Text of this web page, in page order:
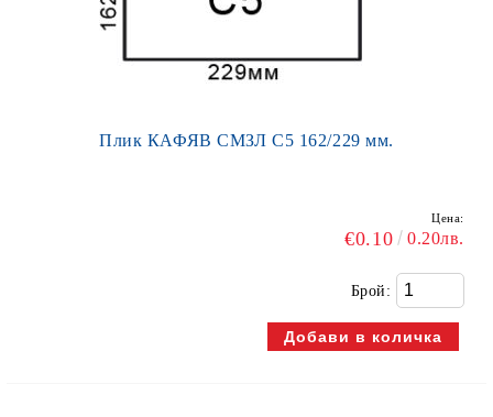
Плик КАФЯВ СМЗЛ С5 162/229 мм.
Цена:
€0.10 0.20лв.
Брой: